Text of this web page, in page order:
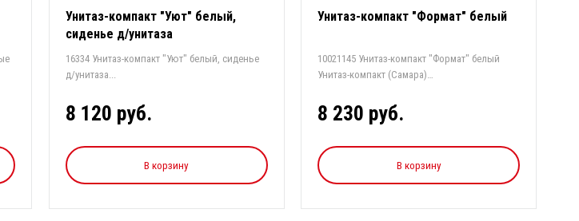
Унитаз-компакт "Уют" белый,
сиденье д/унитаза
16334 Унитаз-компакт "Уют" белый, сиденье
д/унитаза...
8 120 руб.
В корзину
Унитаз-компакт "Формат" белый
10021145 Унитаз-компакт "Формат" белый
Унитаз-компакт (Самара)
8 230 руб.
В корзину